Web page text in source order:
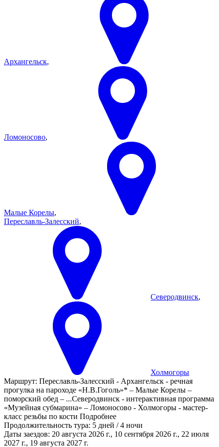
Архангельск,
Ломоносово,
Малые Корелы,
Переславль-Залесский,
Северодвинск,
Холмогоры
Маршрут: Переславль-Залесский - Архангельск - речная
прогулка на пароходе «Н.В.Гоголь»* – Малые Корелы –
поморский обед – ...Северодвинск - интерактивная программа
«Музейная субмарина» – Ломоносово - Холмогоры - мастер-
класс резьбы по кости Подробнее
Продолжительность тура: 5 дней / 4 ночи
Даты заездов: 20 августа 2026 г., 10 сентября 2026 г., 22 июля
2027 г., 19 августа 2027 г.